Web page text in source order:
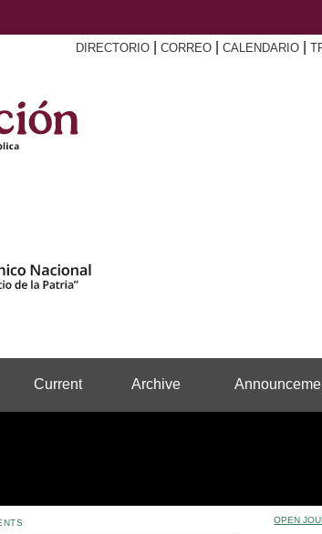
DIRECTORIO CORREO CALENDARIO
Current Archive
OPEN